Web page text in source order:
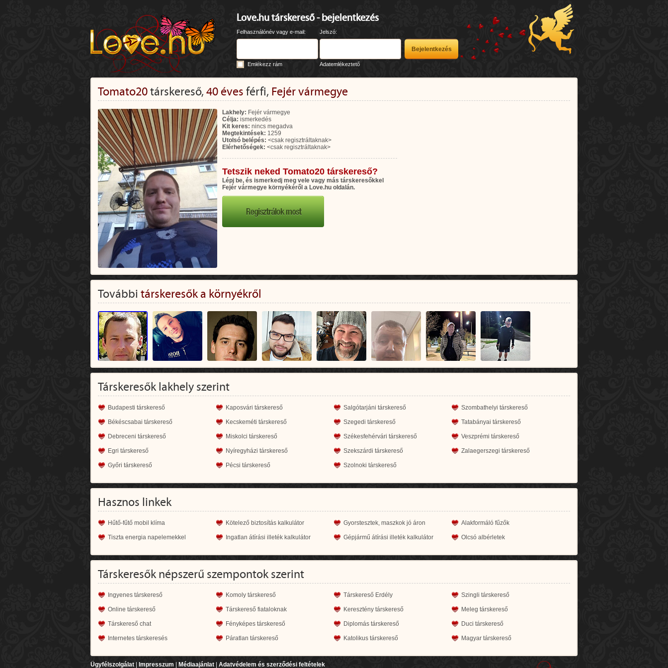
Love.hu társkereső - bejelentkezés
Felhasználónév vagy e-mail: Jelszó:
Emlékezz rám Adatemlékeztető
Tomato20társkereső, 40 éves férfi, Fejér vármegye
Lakhely: Fejér vármegye
Célja: ismerkedés
Kit keres: nincs megadva
Megtekintések: 1259
Utolsó belépés: <csak regisztráltaknak>
Elérhetőségek: <csak regisztráltaknak>
Tetszik neked Tomato20 társkereső?
Lépj be, és ismerkedj meg vele vagy más társkeresőkkel
Fejér vármegye környékéről a Love.hu oldalán.
További társkeresők a környékről
Társkeresők lakhely szerint
Budapesti társkereső Kaposvári társkereső Salgótarjáni társkereső Szombathelyi társkereső
Békéscsabai társkereső Kecskeméti társkereső Szegedi társkereső Tatabányai társkereső
Debreceni társkereső Miskolci társkereső Székesfehérvári társkereső Veszprémi társkereső
Egri társkereső Nyíregyházi társkereső Szekszárdi társkereső Zalaegerszegi társkereső
Győri társkereső Pécsi társkereső Szolnoki társkereső
Hasznos linkek
Hűtő-fűtő mobil klíma Kötelező biztosítás kalkulátor Gyorstesztek, maszkok jó áron Alakformáló fűzők
Tiszta energia napelemekkel Ingatlan átírási illeték kalkulátor Gépjármű átírási illeték kalkulátor Olcsó albérletek
Társkeresők népszerű szempontok szerint
Ingyenes társkereső Komoly társkereső Társkereső Erdély Szingli társkereső
Online társkereső Társkereső fiataloknak Keresztény társkereső Meleg társkereső
Társkereső chat Fényképes társkereső Diplomás társkereső Duci társkereső
Internetes társkeresés Páratlan társkereső Katolikus társkereső Magyar társkereső
Ügyfélszolgálat Impresszum Médiaajánlat Adatvédelem és szerződési feltételek